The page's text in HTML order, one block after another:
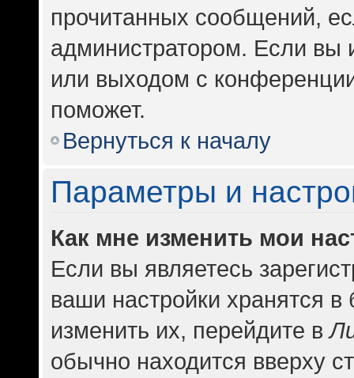
прочитанных сообщений,
администратором. Если вы
или выходом с
поможет.
Вернуться к началу
Параметры и
Как мне изменить мои
Если вы являетесь
ваши настройки хранятся
изменить их, перейдите в
обычно находится вверху